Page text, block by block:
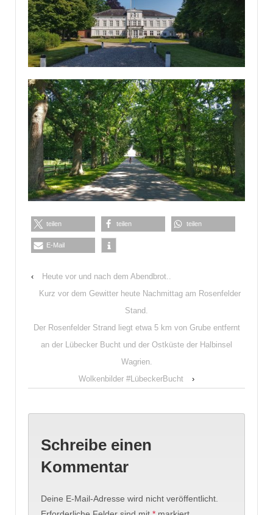
teilen teilen teilen
E-Mail
‹
Heute vor und nach dem Abendbrot..
Kurz vor dem Gewitter heute Nachmittag am Rosenfelder
Stand.
Der Rosenfelder Strand liegt etwa 5 km von Grube entfernt
an der Lübecker Bucht und der Ostküste der Halbinsel
Wagrien.
Wolkenbilder #LübeckerBucht
›
Schreibe einen
Kommentar
Deine E-Mail-Adresse wird nicht veröffentlicht.